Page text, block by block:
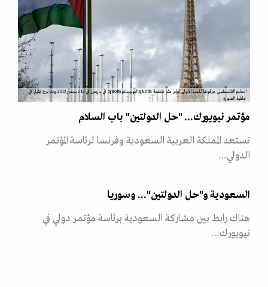
العلم الفلسطيني مرفوعا للمرة الاولى امام مقر منظمة &quot;اليونيسكو&quot; في باريس في 13 ديسمبر 2013 وبدا برج ايفيل في
خلفية الصورة
مؤتمر نيويورك... "حل الدولتين" باب السلام
تستعد المملكة العربية السعودية وفرنسا لرئاسة المؤتمر
الدولي…
السعودية و"حل الدولتين"... وسوريا
هناك رابط بين مشاركة السعودية برئاسة مؤتمر دولي في
نيويورك…